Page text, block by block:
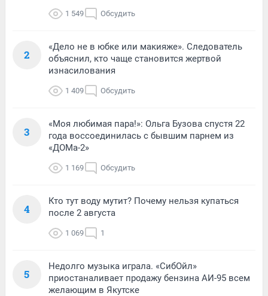
1 549 Обсудить
2
«Дело не в юбке или макияже». Следователь
объяснил, кто чаще становится жертвой
изнасилования
1 409 Обсудить
3
«Моя любимая пара!»: Ольга Бузова спустя 22
года воссоединилась с бывшим парнем из
«ДОМа-2»
1 169 Обсудить
4
Кто тут воду мутит? Почему нельзя купаться
после 2 августа
1 069 1
5
Недолго музыка играла. «СибОйл»
приостаналивает продажу бензина АИ-95 всем
желающим в Якутске